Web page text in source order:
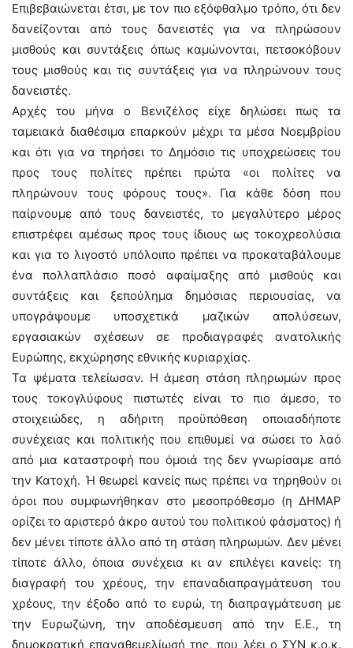
Επιβεβαιώνεται έτσι, με τον πιο εξόφθαλμο τρόπο, ότι δεν
δανείζονται από τους δανειστές για να πληρώσουν
μισθούς και συντάξεις όπως καμώνονται, πετσοκόβουν
τους μισθούς και τις συντάξεις για να πληρώνουν τους
δανειστές.
Αρχές του μήνα ο Βενιζέλος είχε δηλώσει πως τα
ταμειακά διαθέσιμα επαρκούν μέχρι τα μέσα Νοεμβρίου
και ότι για να τηρήσει το Δημόσιο τις υποχρεώσεις του
προς τους πολίτες πρέπει πρώτα «οι πολίτες να
πληρώνουν τους φόρους τους». Για κάθε δόση που
παίρνουμε από τους δανειστές, το μεγαλύτερο μέρος
επιστρέφει αμέσως προς τους ίδιους ως τοκοχρεολύσια
και για το λιγοστό υπόλοιπο πρέπει να προκαταβάλουμε
ένα πολλαπλάσιο ποσό αφαίμαξης από μισθούς και
συντάξεις και ξεπούλημα δημόσιας περιουσίας, να
υπογράψουμε υποσχετικά μαζικών απολύσεων,
εργασιακών σχέσεων σε προδιαγραφές ανατολικής
Ευρώπης, εκχώρησης εθνικής κυριαρχίας.
Τα ψέματα τελείωσαν. Η άμεση στάση πληρωμών προς
τους τοκογλύφους πιστωτές είναι το πιο άμεσο, το
στοιχειώδες, η αδήριτη προϋπόθεση οποιασδήποτε
συνέχειας και πολιτικής που επιθυμεί να σώσει το λαό
από μια καταστροφή που όμοιά της δεν γνωρίσαμε από
την Κατοχή. Ή θεωρεί κανείς πως πρέπει να τηρηθούν οι
όροι που συμφωνήθηκαν στο μεσοπρόθεσμο (η ΔΗΜΑΡ
ορίζει το αριστερό άκρο αυτού του πολιτικού φάσματος) ή
δεν μένει τίποτε άλλο από τη στάση πληρωμών. Δεν μένει
τίποτε άλλο, όποια συνέχεια κι αν επιλέγει κανείς: τη
διαγραφή του χρέους, την επαναδιαπραγμάτευση του
χρέους, την έξοδο από το ευρώ, τη διαπραγμάτευση με
την Ευρωζώνη, την αποδέσμευση από την Ε.Ε., τη
δημοκρατική επαναθεμελίωσή της, που λέει ο ΣΥΝ κ.ο.κ.